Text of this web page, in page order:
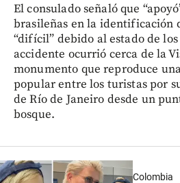
El consulado señaló que
brasileñas en la identificación
“difícil” debido al estado de
accidente ocurrió cerca de la
monumento que reproduce
popular entre los turistas por
de Río de Janeiro desde un
bosque.
Colombia